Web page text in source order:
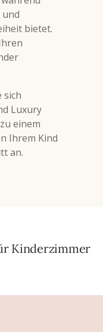
und
bietet.
sich
Luxury
einem
Ihrem Kind
an.
Kinderzimmer